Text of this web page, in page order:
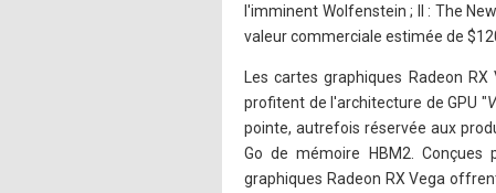
l'imminent Wolfenstein ; II : The
valeur commerciale estimée de
Les cartes graphiques Radeon
profitent de l'architecture de GPU "
pointe, autrefois réservée aux
Go de mémoire HBM2.
graphiques Radeon RX Vega